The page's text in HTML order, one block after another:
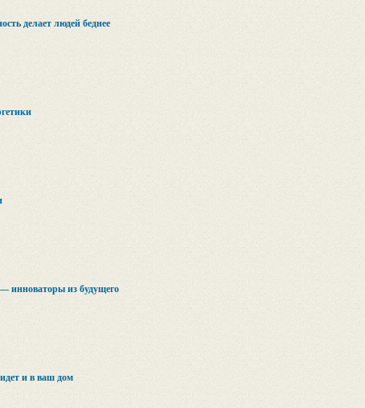
делает людей беднее
инноваторы из будущего
и в ваш дом